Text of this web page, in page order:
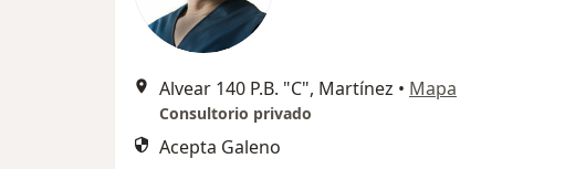
Alvear 140 P.B. "C", Martínez • Mapa
Consultorio privado
Acepta Galeno